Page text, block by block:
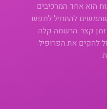
הוא אחד המרכיבים
להתחיל לחפש
זמן קצר. הרשמה קלה
להקים את הפרופיל